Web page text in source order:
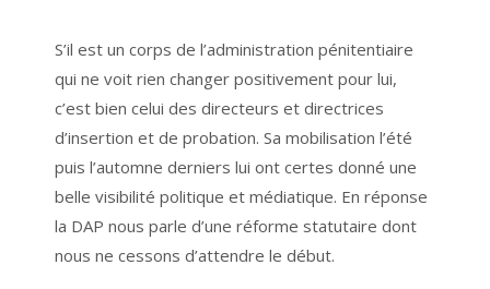
S’il est un corps de l’administration pénitentiaire
qui ne voit rien changer positivement pour lui,
c’est bien celui des directeurs et directrices
d’insertion et de probation. Sa mobilisation l’été
puis l’automne derniers lui ont certes donné une
belle visibilité politique et médiatique. En réponse
la DAP nous parle d’une réforme statutaire dont
nous ne cessons d’attendre le début.